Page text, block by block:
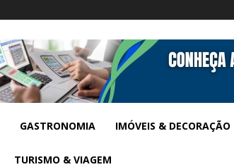
GASTRONOMIA IMÓVEIS & DECORAÇÃO
TURISMO & VIAGEM